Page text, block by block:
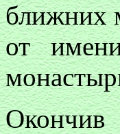
ближних
от
Окончив